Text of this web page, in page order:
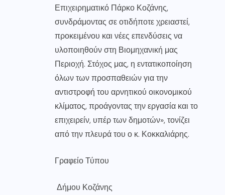
Επιχειρηματικό Πάρκο Κοζάνης,
συνδράμοντας σε οτιδήποτε χρειαστεί,
προκειμένου και νέες επενδύσεις να
υλοποιηθούν στη Βιομηχανική μας
Περιοχή. Στόχος μας, η εντατικοποίηση
όλων των προσπαθειών για την
αντιστροφή του αρνητικού οικονομικού
κλίματος, προάγοντας την εργασία και το
επιχειρείν, υπέρ των δημοτών», τονίζει
από την πλευρά του ο κ. Κοκκαλιάρης.
Γραφείο Τύπου
Δήμου Κοζάνης